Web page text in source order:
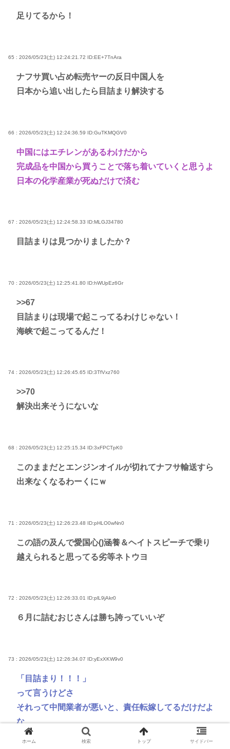
足りてるから！
65 : 2026/05/23(土) 12:24:21.72 ID:EE+7TnAra
ナフサ買い占め転売ヤーの反日中国人を
日本から追い出したら目詰まり解決する
66 : 2026/05/23(土) 12:24:36.59 ID:GuTKMQGV0
中国にはエチレンがあるわけだから
完成品を中国から買うことで落ち着いていくと思うよ
日本の化学産業が死ぬだけで済む
67 : 2026/05/23(土) 12:24:58.33 ID:MLGJ34780
目詰まりは見つかりましたか？
70 : 2026/05/23(土) 12:25:41.80 ID:hWUpEz6Gr
>>67
目詰まりは現場で起こってるわけじゃない！
海峡で起こってるんだ！
74 : 2026/05/23(土) 12:26:45.65 ID:3TfVxz760
>>70
解決出来そうにないな
68 : 2026/05/23(土) 12:25:15.34 ID:3xFPCTpK0
このままだとエンジンオイルが切れてナフサ輸送すら
出来なくなるわーくにｗ
71 : 2026/05/23(土) 12:26:23.48 ID:pHLO0wNn0
この語の及んで愛国心()涵養＆ヘイトスピーチで乗り
越えられると思ってる劣等ネトウヨ
72 : 2026/05/23(土) 12:26:33.01 ID:plL9jAkr0
６月に詰むおじさんは勝ち誇っていいぞ
73 : 2026/05/23(土) 12:26:34.07 ID:yExXKW9v0
「目詰まり！！！」
って言うけどさ
それって中間業者が悪いと、責任転嫁してるだけだよ
な
政府の責任を民間に押し付けてる
ホーム 検索 トップ サイドバー